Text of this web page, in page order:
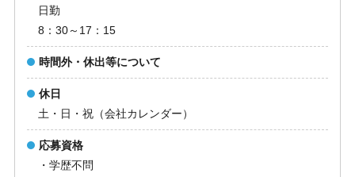
日勤
8：30～17：15
時間外・休出等について
休日
土・日・祝（会社カレンダー）
応募資格
・学歴不問